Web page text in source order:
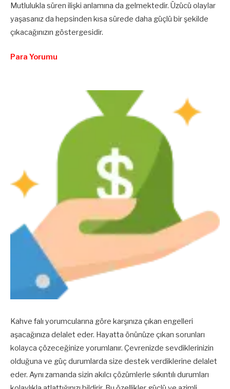
Mutlulukla süren ilişki anlamına da gelmektedir. Üzücü olaylar
yaşasanız da hepsinden kısa sürede daha güçlü bir şekilde
çıkacağınızın göstergesidir.
Para Yorumu
Kahve falı yorumcularına göre karşınıza çıkan engelleri
aşacağınıza delalet eder. Hayatta önünüze çıkan sorunları
kolayca çözeceğinize yorumlanır. Çevrenizde sevdiklerinizin
olduğuna ve güç durumlarda size destek verdiklerine delalet
eder. Aynı zamanda sizin akılcı çözümlerle sıkıntılı durumları